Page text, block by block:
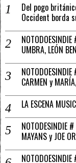
Del pogo
Occident borda
UMBRA, LEÓN
CARMEN y
LA ESCENA
NOTODESINDIE
MAYANS y JOE